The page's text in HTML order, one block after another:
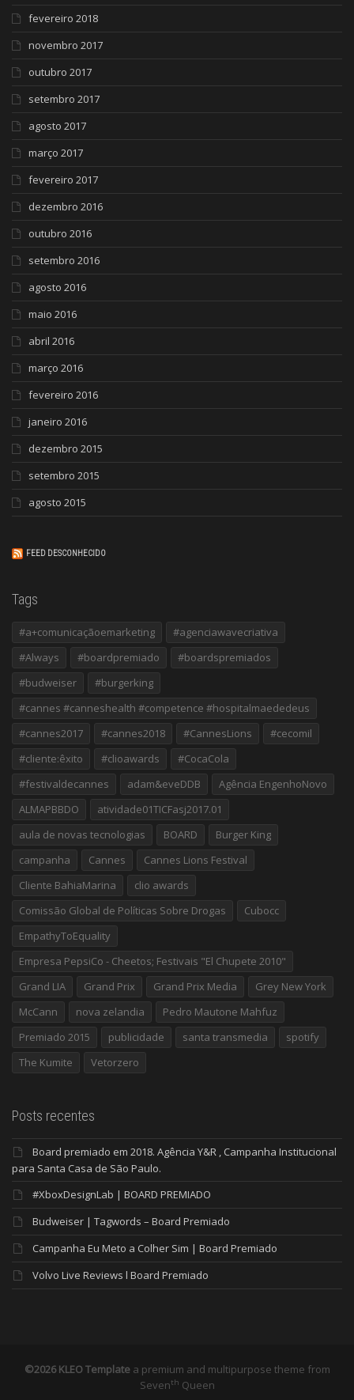
fevereiro 2018
novembro 2017
outubro 2017
setembro 2017
agosto 2017
março 2017
fevereiro 2017
dezembro 2016
outubro 2016
setembro 2016
agosto 2016
maio 2016
abril 2016
março 2016
fevereiro 2016
janeiro 2016
dezembro 2015
setembro 2015
agosto 2015
FEED DESCONHECIDO
Tags
#a+comunicaçãoemarketing
#agenciawavecriativa
#Always
#boardpremiado
#boardspremiados
#budweiser
#burgerking
#cannes #canneshealth #competence #hospitalmaededeus
#cannes2017
#cannes2018 #CannesLions
#cecomil
#cliente:êxito
#clioawards
#CocaCola
#festivaldecannes
adam&eveDDB
Agência EngenhoNovo
ALMAPBBDO
atividade01TICFasj2017.01
aula de novas tecnologias
BOARD
Burger King
campanha
Cannes
Cannes Lions Festival
Cliente BahiaMarina
clio awards
Comissão Global de Políticas Sobre Drogas
Cubocc
EmpathyToEquality
Empresa PepsiCo - Cheetos; Festivais "El Chupete 2010"
Grand LIA
Grand Prix Grand Prix Media
Grey New York
McCann
nova zelandia
Pedro Mautone Mahfuz
Premiado 2015
publicidade santa transmedia
spotify
The Kumite
Vetorzero
Posts recentes
Board premiado em 2018. Agência Y&R , Campanha Institucional
para Santa Casa de São Paulo.
#XboxDesignLab | BOARD PREMIADO
Budweiser | Tagwords – Board Premiado
Campanha Eu Meto a Colher Sim | Board Premiado
Volvo Live Reviews l Board Premiado
©2026 KLEO Templatea premium and multipurpose theme from
Seventh Queen